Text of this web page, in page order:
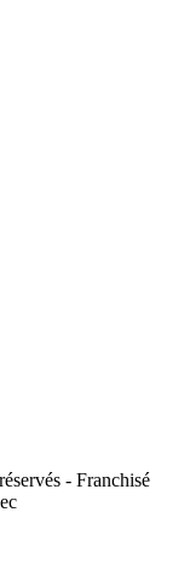
- Franchisé